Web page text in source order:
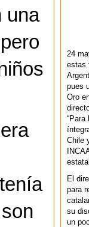
una
24
estas
pues
Oro
“Para
Chile
El
para
su
un